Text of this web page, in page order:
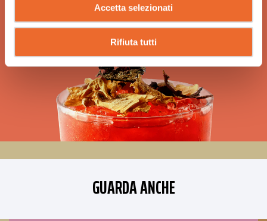
Accetta selezionati
Rifiuta tutti
GUARDA ANCHE